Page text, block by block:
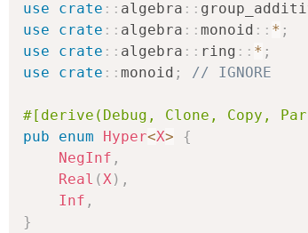
use
crate :: algebra ::
use
crate :: algebra :: monoid :: * ;
use
crate :: algebra :: ring :: * ;
use
crate :: monoid ; // IGNORE
#[derive(Debug, Clone, Copy,
pub
enum Hyper<X>
{
NegInf ,
Real (X) ,
Inf ,
}